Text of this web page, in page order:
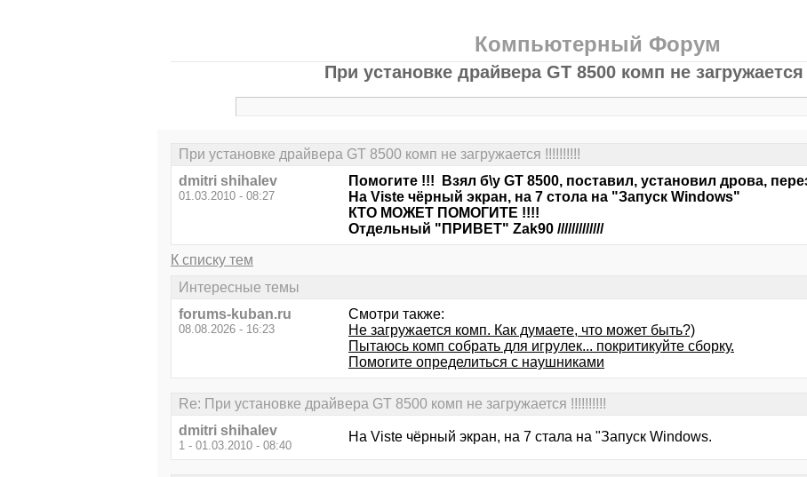
Компьютерный Форум
При установке драйвера GT 8500 комп не
При установке драйвера GT 8500 комп не загружается !!!!!!!!!!
dmitri shihalev
01.03.2010 - 08:27
Помогите !!! Взял б\у GT 8500, поставил, установил дрова,
На Viste чёрный экран, на 7 стола на "Запуск Windows"
КТО МОЖЕТ ПОМОГИТЕ !!!!
Отдельный "ПРИВЕТ" Zak90 /////////////
К списку тем
Интересные темы
forums-kuban.ru
08.08.2026 - 16:23
Смотри также:
Не загружается комп. Как думаете, что может быть?)
Пытаюсь комп собрать для игрулек... покритикуйте сборку.
Помогите определиться с наушниками
Re: При установке драйвера GT 8500 комп не загружается !!!!!!!!!!
dmitri shihalev
1 - 01.03.2010 - 08:40
На Viste чёрный экран, на 7 стала на "Запуск Windows.